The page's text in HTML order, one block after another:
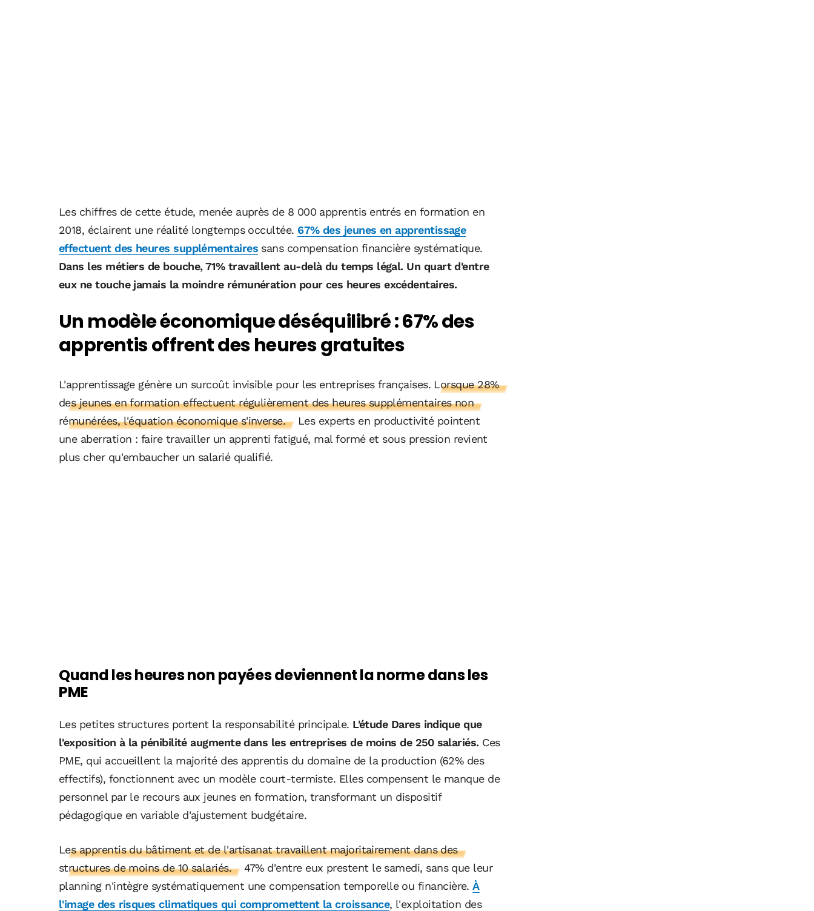
Les chiffres de cette étude, menée auprès de 8 000 apprentis entrés en formation en
2018, éclairent une réalité longtemps occultée. 67% des jeunes en apprentissage
effectuent des heures supplémentaires sans compensation financière systématique.
Dans les métiers de bouche, 71% travaillent au-delà du temps légal. Un quart d'entre
eux ne touche jamais la moindre rémunération pour ces heures excédentaires.
Un modèle économique déséquilibré : 67% des
apprentis offrent des heures gratuites
L'apprentissage génère un surcoût invisible pour les entreprises françaises.Lorsque 28%
des jeunes en formation effectuent régulièrement des heures supplémentaires non
rémunérées, l'équation économique s'inverse.
Les experts en productivité pointent
une aberration : faire travailler un apprenti fatigué, mal formé et sous pression revient
plus cher qu'embaucher un salarié qualifié.
Quand les heures non payées deviennent la norme dans les
PME
Les petites structures portent la responsabilité principale. L'étude Dares indique que
l'exposition à la pénibilité augmente dans les entreprises de moins de 250 salariés. Ces
PME, qui accueillent la majorité des apprentis du domaine de la production (62% des
effectifs), fonctionnent avec un modèle court-termiste. Elles compensent le manque de
personnel par le recours aux jeunes en formation, transformant un dispositif
pédagogique en variable d'ajustement budgétaire.
Les apprentis du bâtiment et de l'artisanat travaillent majoritairement dans des
structures de moins de 10 salariés.
47% d'entre eux prestent le samedi, sans que leur
planning n'intègre systématiquement une compensation temporelle ou financière.À
l'image des risques climatiques qui compromettent la croissance, l'exploitation des